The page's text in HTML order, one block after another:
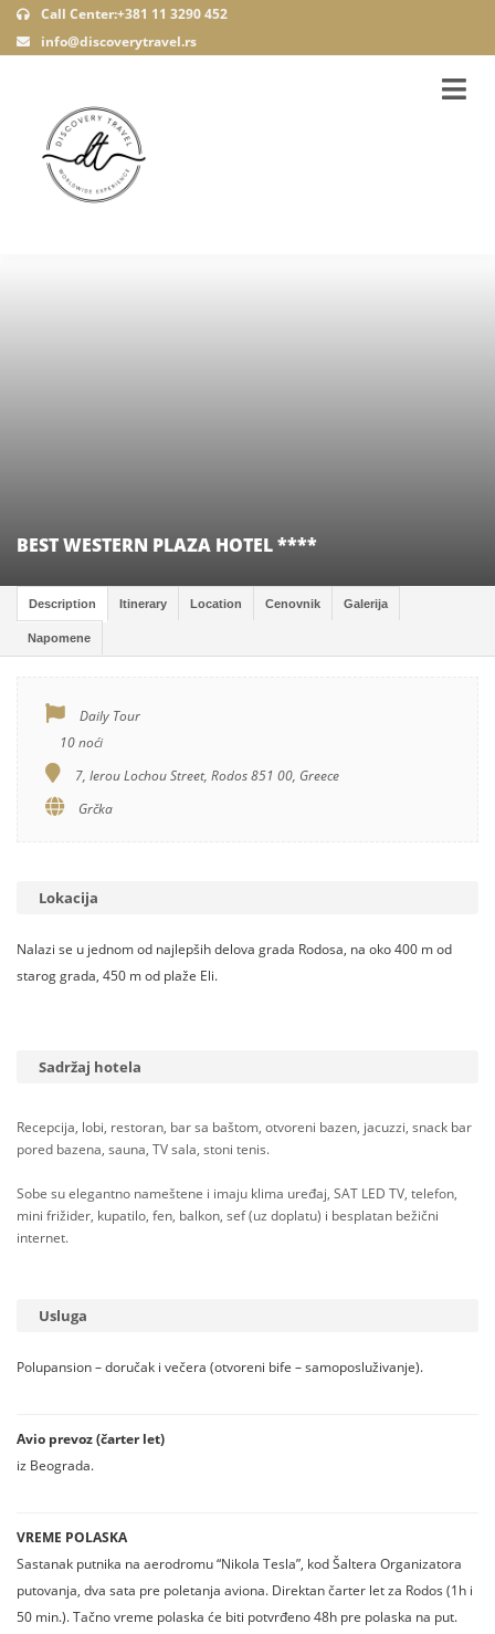
Call Center:+381 11 3290 452
info@discoverytravel.rs
BEST WESTERN PLAZA HOTEL ****
Description Itinerary Location Cenovnik Galerija
Napomene
Daily Tour
10 noći
7, Ierou Lochou Street, Rodos 851 00, Greece
Grčka
Lokacija
Nalazi se u jednom od najlepših delova grada Rodosa, na oko 400 m od
starog grada, 450 m od plaže Eli.
Sadržaj hotela
Recepcija, lobi, restoran, bar sa baštom, otvoreni bazen, jacuzzi, snack bar
pored bazena, sauna, TV sala, stoni tenis.
Sobe su elegantno nameštene i imaju klima uređaj, SAT LED TV, telefon,
mini frižider, kupatilo, fen, balkon, sef (uz doplatu) i besplatan bežični
internet.
Usluga
Polupansion – doručak i večera (otvoreni bife – samoposluživanje).
Avio prevoz (čarter let)
iz Beograda.
VREME POLASKA
Sastanak putnika na aerodromu “Nikola Tesla”, kod Šaltera Organizatora
putovanja, dva sata pre poletanja aviona. Direktan čarter let za Rodos (1h i
50 min.). Tačno vreme polaska će biti potvrđeno 48h pre polaska na put.